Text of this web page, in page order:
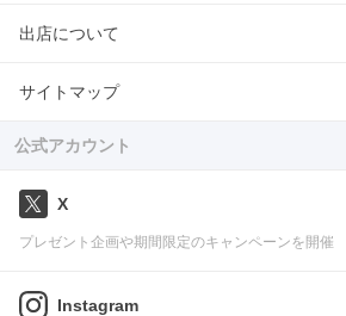
出店について
サイトマップ
公式アカウント
X
プレゼント企画や期間限定のキャンペーンを開催
Instagram